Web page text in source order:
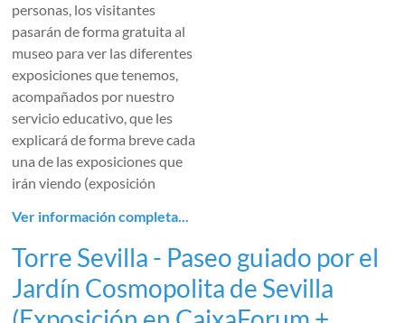
personas, los visitantes
pasarán de forma gratuita al
museo para ver las diferentes
exposiciones que tenemos,
acompañados por nuestro
servicio educativo, que les
explicará de forma breve cada
una de las exposiciones que
irán viendo (exposición
Ver información completa...
Torre Sevilla - Paseo guiado por el
Jardín Cosmopolita de Sevilla